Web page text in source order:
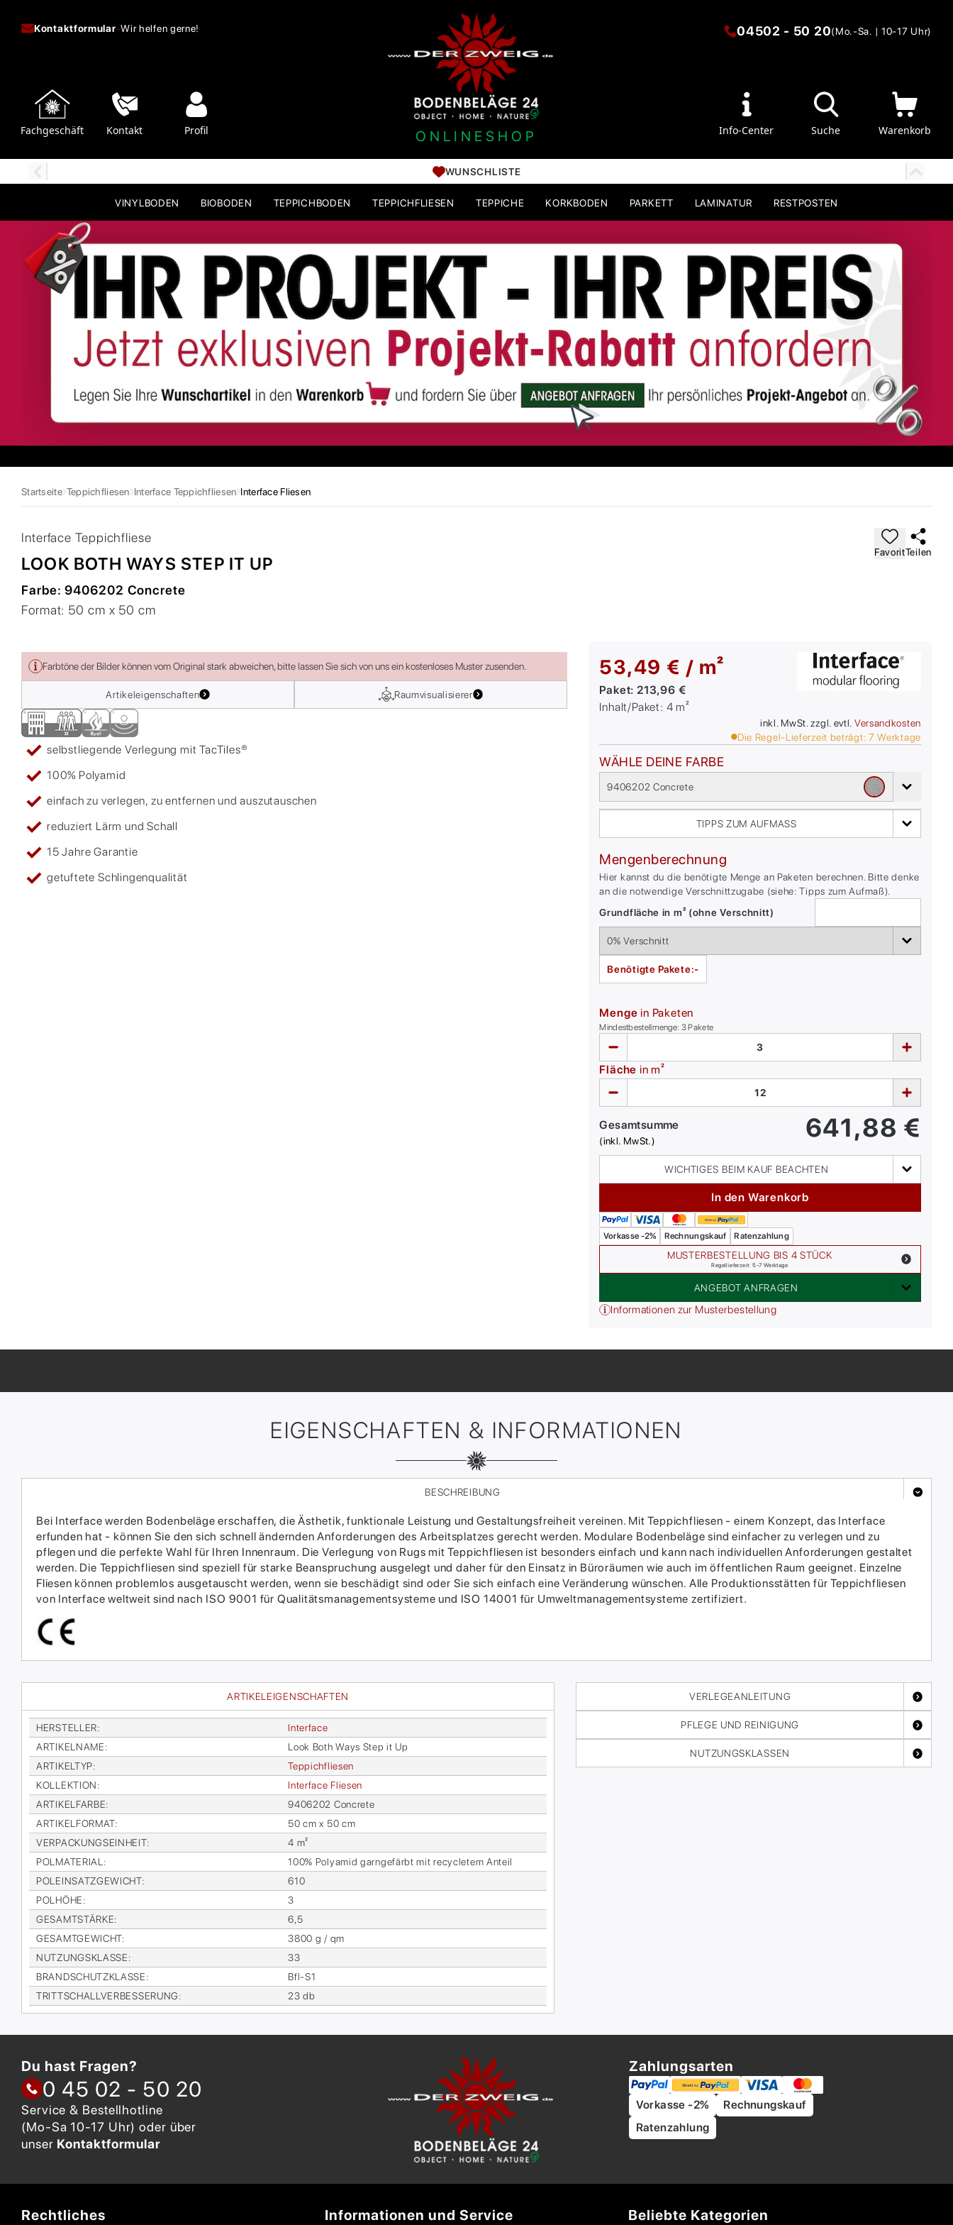
Kontaktformular-Wir helfen gerne!
Fachgeschäft Kontakt Profil ONLINESHOP
04502 - 50 20(Mo.-Sa. | 10-17 Uhr)
Info-Center Suche Warenkorb
WUNSCHLISTE
VINYLBODEN BIOBODEN TEPPICHBODEN TEPPICHFLIESEN TEPPICHE KORKBODEN PARKETT LAMINATUR RESTPOSTEN
Startseite Teppichfliesen Interface Teppichfliesen Interface Fliesen
Interface Teppichfliese
LOOK BOTH WAYS STEP IT UP
Farbe:9406202 Concrete
Format: 50 cm x 50 cm
FavoritTeilen
Farbtöne der Bilder können vom Original stark abweichen, bitte lassen Sie sich von uns ein kostenloses Muster zusenden.
Artikeleigenschaften Raumvisualisierer
selbstliegende Verlegung mit TacTiles®
100% Polyamid
einfach zu verlegen, zu entfernen und auszutauschen
reduziert Lärm und Schall
15 Jahre Garantie
getuftete Schlingenqualität
53,49 € / m²
Paket: 213,96 €
Inhalt/Paket: 4 m²
inkl. MwSt. zzgl. evtl. Versandkosten
Die Regel-Lieferzeit beträgt: 7 Werktage
WÄHLE DEINE FARBE
9406202 Concrete
TIPPS ZUM AUFMASS
Mengenberechnung
Hier kannst du die benötigte Menge an Paketen berechnen. Bitte denke
an die notwendige Verschnittzugabe (siehe: Tipps zum Aufmaß).
Grundfläche in m² (ohne Verschnitt)
Benötigte Pakete:-
Menge in Paketen
Mindestbestellmenge: 3Pakete
Fläche in m²
Gesamtsumme
(inkl. MwSt.) 641,88 €
WICHTIGES BEIM KAUF BEACHTEN
In den Warenkorb
Vorkasse -2% Rechnungskauf Ratenzahlung
MUSTERBESTELLUNG BIS 4 STÜCK
Regellieferzeit: 5-7 Werktage
ANGEBOT ANFRAGEN
Informationen zur Musterbestellung
EIGENSCHAFTEN & INFORMATIONEN
ARTIKELEIGENSCHAFTEN
HER­STEL­LER:
In­ter­face
AR­TI­KEL­NA­ME:
Look Both Ways Step it Up
AR­TI­KEL­TYP:
Tep­pich­flie­sen
KOL­LEK­TI­ON:
In­ter­face Flie­sen
AR­TI­KEL­FAR­BE:
9406202 Con­cre­te
AR­TI­KEL­FOR­MAT:
50 cm x 50 cm
VER­PA­CKUNGS­EIN­HEIT:
4 m²
POL­MA­TE­RI­AL:
100% Po­ly­amid garn­ge­färbt mit re­cy­cle­tem An­teil
POL­EIN­SATZ­GE­WICHT:
610
POL­HÖ­HE:
3
GE­SAMT­STÄR­KE:
6,5
GE­SAMT­GE­WICHT:
3800 g / qm
NUT­ZUNGS­KLAS­SE:
33
BRAND­SCHUTZ­KLAS­SE:
Bfl-S1
TRITT­SCHALL­VER­BES­SE­RUNG: 23 db
BESCHREIBUNG
Bei Interface werden Bodenbeläge erschaffen, die Ästhetik, funktionale Leistung und Gestaltungsfreiheit vereinen. Mit Teppichfliesen - einem Konzept, das Interface
erfunden hat - können Sie den sich schnell ändernden Anforderungen des Arbeitsplatzes gerecht werden. Modulare Bodenbeläge sind einfacher zu verlegen und zu
pflegen und die perfekte Wahl für Ihren Innenraum.​ Die Verlegung von Rugs mit Teppichfliesen ist besonders einfach und kann nach individuellen Anforderungen gestaltet
werden.​ Die Teppichfliesen sind speziell für starke Beanspruchung ausgelegt und daher für den Einsatz in Büroräumen wie auch im öffentlichen Raum geeignet. Einzelne
Fliesen können problemlos ausgetauscht werden, wenn sie beschädigt sind oder Sie sich einfach eine Veränderung wünschen. Alle Produktionsstätten für Teppichfliesen
von Interface weltweit sind nach ISO 9001 für Qualitätsmanagementsysteme und ISO 14001 für Umweltmanagementsysteme zertifiziert.
VERLEGEANLEITUNG
PFLEGE UND REINIGUNG
NUTZUNGSKLASSEN
Du hast Fragen?
0 45 02 - 50 20
Service & Bestellhotline
(Mo-Sa 10-17 Uhr) oder über
unser Kontaktformular
Zahlungsarten
Vorkasse -2%
Rechnungskauf
Ratenzahlung
Rechtliches Informationen und Service Beliebte Kategorien